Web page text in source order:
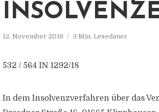
12. November 2018 3 Min. Lesedauer
532 / 564 IN 1292/18
In dem Insolvenzverfahren über das